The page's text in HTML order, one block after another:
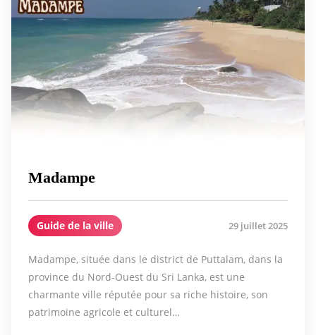
Madampe
Guide de la ville 29 juillet 2025
Madampe, située dans le district de Puttalam, dans la
province du Nord-Ouest du Sri Lanka, est une
charmante ville réputée pour sa riche histoire, son
patrimoine agricole et culturel…